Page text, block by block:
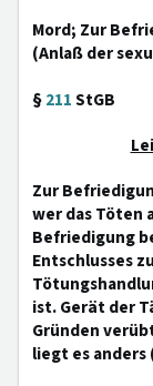
Mord; Zur
(Anlaß der
§211StGB
Zur
wer das Töten
Befriedigung
Entschlusses
ist. Gerät der
Gründen
liegt es anders